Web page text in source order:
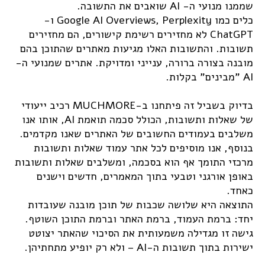
שממנו מנועי ה- AI שואבים את התשובה.
כלים כמו Google AI Overviews, Perplexity ו-
ChatGPT לא מחזירים רשימת קישורים, הם מחזירים
תשובות. והתשובות האלו מגיעות מאתרים שהתוכן בהם
מובנה בצורה ברורה, ענייני ומדויקת. אתרים שמנועי ה-
AI "מבינים" בקלות.
בדיוק בשביל זה פיתחנו ב-MUCHMORE רכיב ייעודי
של שאלות ותשובות, הכולל סכמה תואמת AI, אותו אנו
משלבים בעמודים החשובים של האתרים שאנו מקדמים.
בנוסף, אנו מוסיפים לכל אתר עמוד שאלות ותשובות
מרכזי התומך אף הוא בסכמה, ומשלבים שאלות ותשובות
באופן אורגני וטבעי בתוך המאמרים, חדשים וישנים
כאחד.
התוצאה היא שלושה שכבות של תוכן מובנה שעובדות
יחד: ברמת העמוד, ברמת האתר וברמת התוכן השוטף.
גישה זו מגדילה משמעותית את הסיכוי שהאתר יצוטט
ישירות בתוך תשובות ה-AI – ולא רק יופיע מתחתיהן.